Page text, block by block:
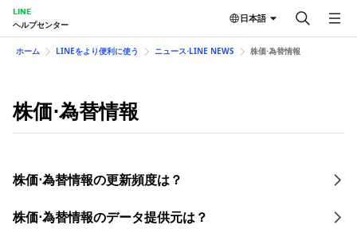
LINE
ヘルプセンター
日本語
ホーム LINEをより便利に使う ニュース⋅LINE NEWS 株価⋅為替情報
株価⋅為替情報
株価⋅為替情報の更新頻度は？
株価⋅為替情報のデータ提供元は？